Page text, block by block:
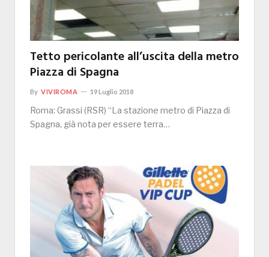
Tetto pericolante all’uscita della metro
Piazza di Spagna
By VIVIROMA 19 Luglio 2018
Roma: Grassi (RSR) “La stazione metro di Piazza di
Spagna, già nota per essere terra…